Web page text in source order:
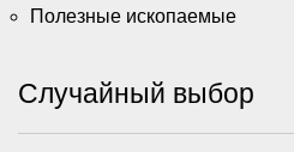
Полезные ископаемые
Случайный выбор